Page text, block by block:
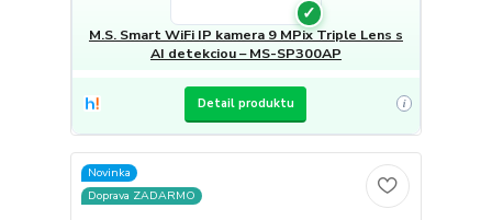
✓
M.S. Smart WiFi IP kamera 9 MPix Triple Lens s
AI detekciou – MS-SP300AP
Detail produktu i
Novinka
Doprava ZADARMO